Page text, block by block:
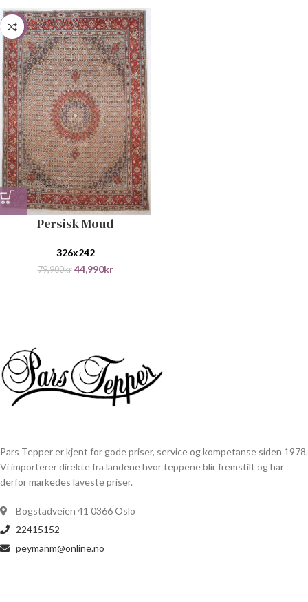
-44%
Persisk Moud
326x242
79,900kr 44,990kr
Pars Tepper er kjent for gode priser, service og kompetanse siden 1978.
Vi importerer direkte fra landene hvor teppene blir fremstilt og har
derfor markedes laveste priser.
Bogstadveien 41 0366 Oslo
22415152
peymanm@online.no